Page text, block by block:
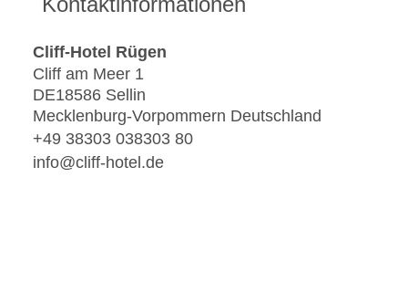
Cliff-Hotel Rügen
Cliff am Meer 1
DE18586 Sellin
Mecklenburg-Vorpommern Deutschland
+49 38303 038303 80
info@cliff-hotel.de